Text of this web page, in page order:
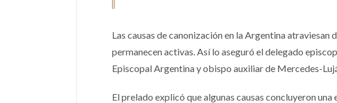
Las causas de canonización en la Argentina
permanecen activas. Así lo aseguró el delegado
Episcopal Argentina y obispo auxiliar de Mercedes-
El prelado explicó que algunas causas concluyeron